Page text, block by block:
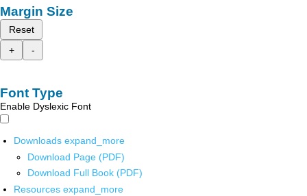
Margin Size
Reset
+
-
Font Type
Enable Dyslexic Font
Downloads expand_more
Download Page (PDF)
Download Full Book (PDF)
Resources expand_more